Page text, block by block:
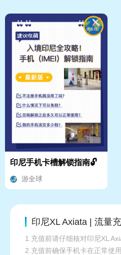
印尼手机卡槽解锁指南🔓
游全球
印尼XL Axiata | 流量
1.充值前请仔细核对印尼XL
2.充值前确保手机卡在正常使